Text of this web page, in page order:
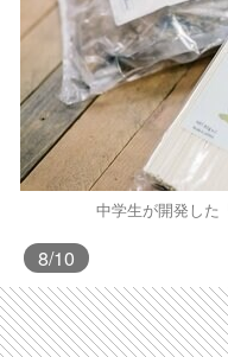
中学生が開発した
8/10